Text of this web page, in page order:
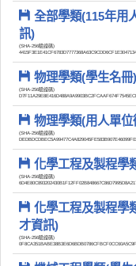
全部學類(115年用
訊)
(SHA-256驗證碼)
物理學類(學生名冊)
(SHA-256驗證碼)
物理學類(用人單
(SHA-256驗證碼)
化學工程及製程學
(SHA-256驗證碼)
化學工程及製程學
才資訊)
(SHA-256驗證碼)